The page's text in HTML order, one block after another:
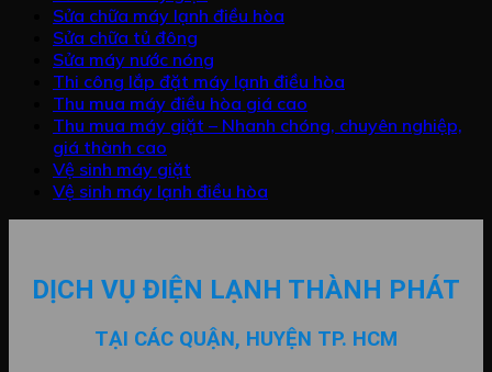
Sửa chữa máy lạnh điều hòa
Sửa chữa tủ đông
Sửa máy nước nóng
Thi công lắp đặt máy lạnh điều hòa
Thu mua máy điều hòa giá cao
Thu mua máy giặt – Nhanh chóng, chuyên nghiệp,
giá thành cao
Vệ sinh máy giặt
Vệ sinh máy lạnh điều hòa
DỊCH VỤ ĐIỆN LẠNH THÀNH PHÁT
TẠI CÁC QUẬN, HUYỆN TP. HCM